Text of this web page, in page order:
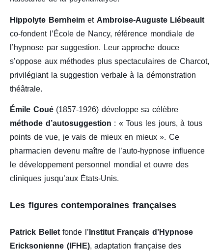
Hippolyte Bernheimet Ambroise-Auguste Liébeault
co-fondent l’École de Nancy, référence mondiale de
l’hypnose par suggestion. Leur approche douce
s’oppose aux méthodes plus spectaculaires de Charcot,
privilégiant la suggestion verbale à la démonstration
théâtrale.
Émile Coué(1857-1926) développe sa célèbre
méthode d’autosuggestion : « Tous les jours, à tous
points de vue, je vais de mieux en mieux ». Ce
pharmacien devenu maître de l’auto-hypnose influence
le développement personnel mondial et ouvre des
cliniques jusqu’aux États-Unis.
Les figures contemporaines françaises
Patrick Belletfonde l’ Institut Français d’Hypnose
Ericksonienne (IFHE), adaptation française des